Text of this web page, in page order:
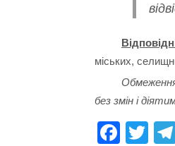
міських,
без змін і
Fa T